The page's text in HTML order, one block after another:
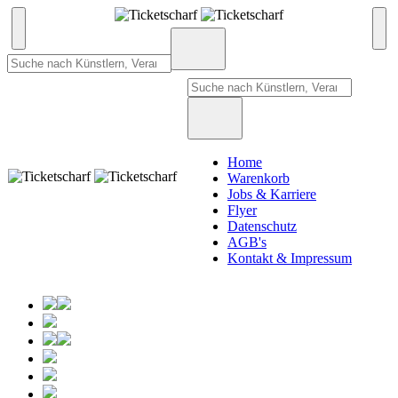
Home
Warenkorb
Jobs & Karriere
Flyer
Datenschutz
AGB's
Kontakt & Impressum